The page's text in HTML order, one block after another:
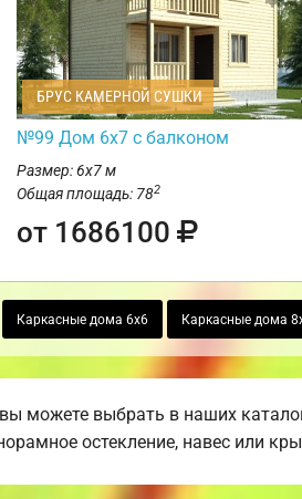
БРУС КАМЕРНОЙ СУШКИ
№99 Дом 6х7 с балконом
Размер: 6х7 м
Общая площадь: 782
от 1686100
Каркасные дома 6х6 Каркасные дома
можете выбрать в наших
остекление, навес или